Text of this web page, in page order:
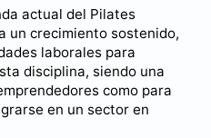
actual del Pilates
un crecimiento sostenido,
laborales para
disciplina, siendo una
como para
en un sector en